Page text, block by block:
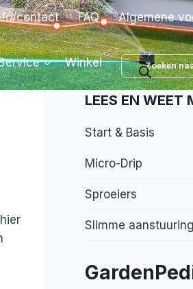
contact FAQ Algemene
Winkel
Producten
zoeken
LEES EN WEET
Start & Basis
Micro-Drip
Sproeiers
Slimme aanstuuring